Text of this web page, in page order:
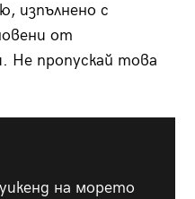
изпълнено с
от
Не пропускай това
на морето